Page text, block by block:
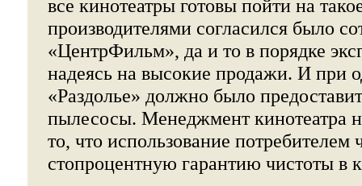
все кинотеатры готовы пойти на
производителями согласился было
«ЦентрФильм», да и то в порядке
надеясь на высокие продажи. И при
«Раздолье» должно было
пылесосы. Менеджмент кинотеатра
то, что использование потребителем
стопроцентную гарантию чистоты в